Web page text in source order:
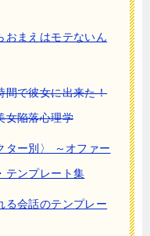
おまえはモテないん
間で彼女に出来た！
女陥落心理学
ター別〉 ～オファー
テンプレート集
る会話のテンプレー